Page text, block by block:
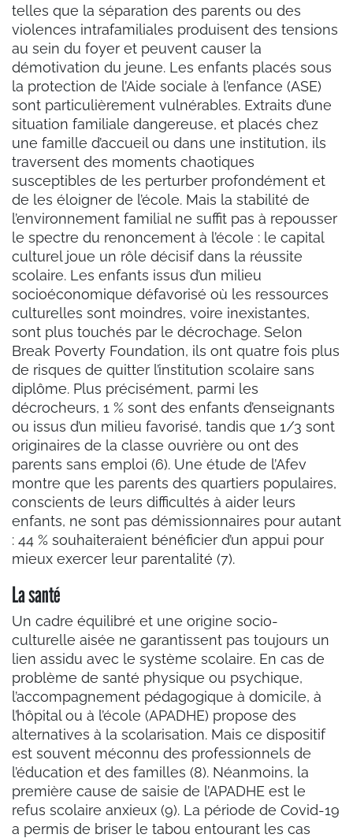
telles que la séparation des parents ou des
violences intrafamiliales produisent des tensions
au sein du foyer et peuvent causer la
démotivation du jeune. Les enfants placés sous
la protection de l’Aide sociale à l’enfance (ASE)
sont particulièrement vulnérables. Extraits d’une
situation familiale dangereuse, et placés chez
une famille d’accueil ou dans une institution, ils
traversent des moments chaotiques
susceptibles de les perturber profondément et
de les éloigner de l’école. Mais la stabilité de
l’environnement familial ne suffit pas à repousser
le spectre du renoncement à l’école : le capital
culturel joue un rôle décisif dans la réussite
scolaire. Les enfants issus d’un milieu
socioéconomique défavorisé où les ressources
culturelles sont moindres, voire inexistantes,
sont plus touchés par le décrochage. Selon
Break Poverty Foundation, ils ont quatre fois plus
de risques de quitter l’institution scolaire sans
diplôme. Plus précisément, parmi les
décrocheurs, 1 % sont des enfants d’enseignants
ou issus d’un milieu favorisé, tandis que 1/3 sont
originaires de la classe ouvrière ou ont des
parents sans emploi (6). Une étude de l’Afev
montre que les parents des quartiers populaires,
conscients de leurs difficultés à aider leurs
enfants, ne sont pas démissionnaires pour autant
: 44 % souhaiteraient bénéficier d’un appui pour
mieux exercer leur parentalité (7).
La santé
Un cadre équilibré et une origine socio-
culturelle aisée ne garantissent pas toujours un
lien assidu avec le système scolaire. En cas de
problème de santé physique ou psychique,
l’accompagnement pédagogique à domicile, à
l’hôpital ou à l’école (APADHE) propose des
alternatives à la scolarisation. Mais ce dispositif
est souvent méconnu des professionnels de
l’éducation et des familles (8). Néanmoins, la
première cause de saisie de l’APADHE est le
refus scolaire anxieux (9). La période de Covid-19
a permis de briser le tabou entourant les cas